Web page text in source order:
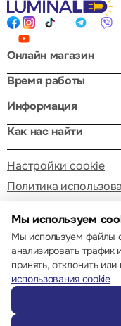
Онлайн магазин
Время работы
Информация
Как нас найти
Настройки cookie
Политика
Мы используем
Мы используем файлы
анализировать трафик
принять, отклонить
использования cookie